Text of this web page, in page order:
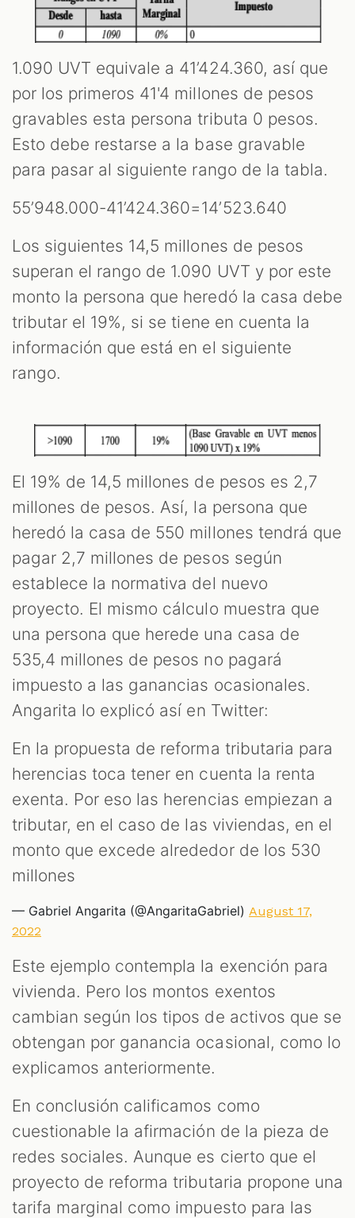
1.090 UVT equivale a 41’424.360, así que
por los primeros 41'4 millones de pesos
gravables esta persona tributa 0 pesos.
Esto debe restarse a la base gravable
para pasar al siguiente rango de la tabla.
55’948.000-41’424.360=14’523.640
Los siguientes 14,5 millones de pesos
superan el rango de 1.090 UVT y por este
monto la persona que heredó la casa debe
tributar el 19%, si se tiene en cuenta la
información que está en el siguiente
rango.
El 19% de 14,5 millones de pesos es 2,7
millones de pesos. Así, la persona que
heredó la casa de 550 millones tendrá que
pagar 2,7 millones de pesos según
establece la normativa del nuevo
proyecto. El mismo cálculo muestra que
una persona que herede una casa de
535,4 millones de pesos no pagará
impuesto a las ganancias ocasionales.
Angarita lo explicó así en Twitter:
En la propuesta de reforma tributaria para
herencias toca tener en cuenta la renta
exenta. Por eso las herencias empiezan a
tributar, en el caso de las viviendas, en el
monto que excede alrededor de los 530
millones
— Gabriel Angarita (@AngaritaGabriel) August 17,
2022
Este ejemplo contempla la exención para
vivienda. Pero los montos exentos
cambian según los tipos de activos que se
obtengan por ganancia ocasional, como lo
explicamos anteriormente.
En conclusión calificamos como
cuestionable la afirmación de la pieza de
redes sociales. Aunque es cierto que el
proyecto de reforma tributaria propone una
tarifa marginal como impuesto para las